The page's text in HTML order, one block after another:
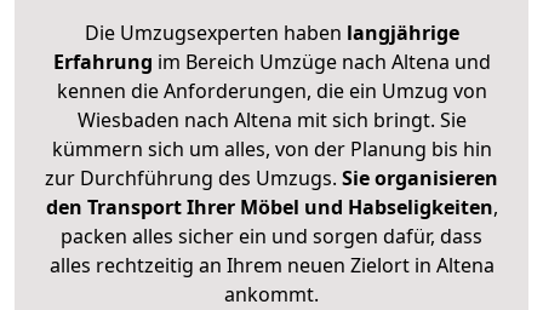
Die Umzugsexperten haben langjährige
Erfahrung im Bereich Umzüge nach Altena und
kennen die Anforderungen, die ein Umzug von
Wiesbaden nach Altena mit sich bringt. Sie
kümmern sich um alles, von der Planung bis hin
zur Durchführung des Umzugs. Sie organisieren
den Transport Ihrer Möbel und Habseligkeiten,
packen alles sicher ein und sorgen dafür, dass
alles rechtzeitig an Ihrem neuen Zielort in Altena
ankommt.